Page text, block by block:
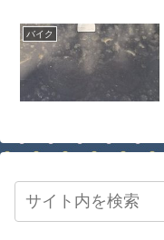
バイク